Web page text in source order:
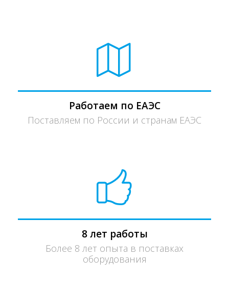
Работаем по ЕАЭС
Поставляем по России и странам ЕАЭС
8 лет работы
Более 8 лет опыта в поставках
оборудования